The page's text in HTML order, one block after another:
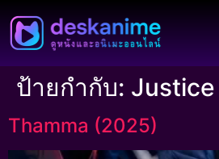
ป้ายกำกับ: Justice
Thamma (2025)